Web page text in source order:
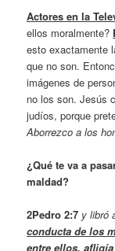
Actores en la
ellos moralmente?
esto exactamente
que no son.
imágenes de
no los son. Jesús
judíos, porque
Aborrezco a los
¿Qué te va a
maldad?
2Pedro 2:7 y libró
conducta de los
entre ellos,